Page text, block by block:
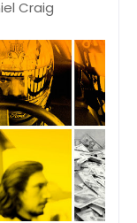
Craig